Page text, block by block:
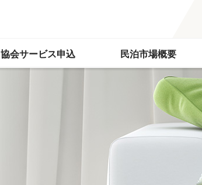
協会サービス申込 民泊市場概要